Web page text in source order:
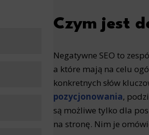
Czym jest
Negatywne SEO to
a które mają na celu
konkretnych słów
pozycjonowania,
są możliwe tylko dla
na stronę. Nim je